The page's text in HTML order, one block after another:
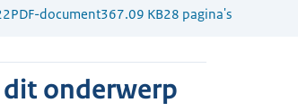
PDF-document367.09 KB28 pagina's
dit onderwerp